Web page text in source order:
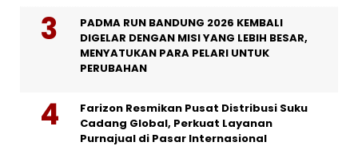
PADMA RUN BANDUNG 2026 KEMBALI
DIGELAR DENGAN MISI YANG LEBIH BESAR,
MENYATUKAN PARA PELARI UNTUK
PERUBAHAN
Farizon Resmikan Pusat Distribusi Suku
Cadang Global, Perkuat Layanan
Purnajual di Pasar Internasional